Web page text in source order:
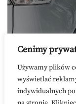
Cenimy
Używamy plików
wyświetlać
indywidualnych
Jak
Masz problem lub